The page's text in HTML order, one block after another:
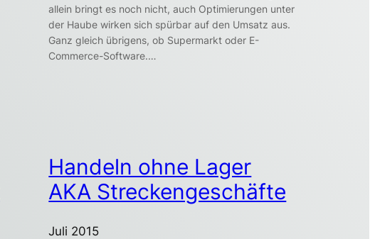
allein bringt es noch nicht, auch Optimierungen unter
der Haube wirken sich spürbar auf den Umsatz aus.
Ganz gleich übrigens, ob Supermarkt oder E-
Commerce-Software.…
Handeln ohne Lager
AKA Streckengeschäfte
Juli 2015